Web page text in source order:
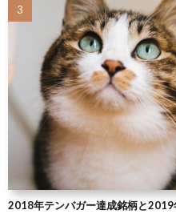
2018年テンバガー達成銘柄と